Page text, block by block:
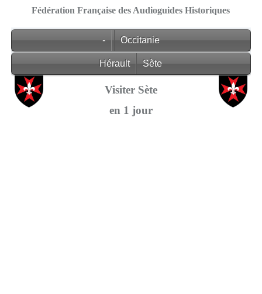
Fédération Française des Audioguides Historiques
- Occitanie
Hérault Sète
Visiter Sète
en 1 jour